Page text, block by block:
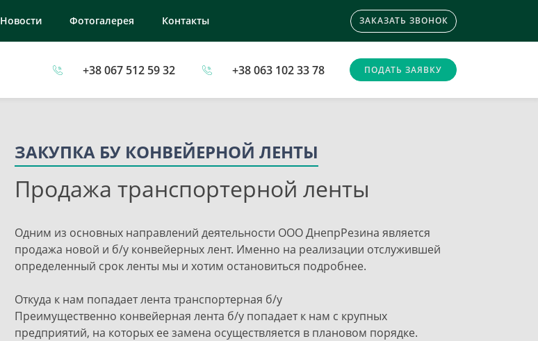
Новости Фотогалерея Контакты ЗАКАЗАТЬ ЗВОНОК
+38 067 512 59 32 +38 063 102 33 78 ПОДАТЬ ЗАЯВКУ
ЗАКУПКА БУ КОНВЕЙЕРНОЙ ЛЕНТЫ
Продажа транспортерной ленты
Одним из основных направлений деятельности ООО ДнепрРезина является
продажа новой и б/у конвейерных лент. Именно на реализации отслужившей
определенный срок ленты мы и хотим остановиться подробнее.
Откуда к нам попадает лента транспортерная б/у
Преимущественно конвейерная лента б/у попадает к нам с крупных
предприятий, на которых ее замена осуществляется в плановом порядке.